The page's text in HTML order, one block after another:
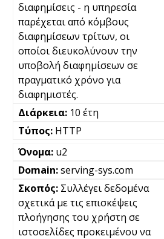
διαφημίσεις - η υπηρεσία
παρέχεται από κόμβους
διαφημίσεων τρίτων, οι
οποίοι διευκολύνουν την
υποβολή διαφημίσεων σε
πραγματικό χρόνο για
διαφημιστές.
10 έτη
HTTP
u2
serving-sys.com
Συλλέγει δεδομένα
σχετικά με τις επισκέψεις
πλοήγησης του χρήστη σε
ιστοσελίδες προκειμένου να